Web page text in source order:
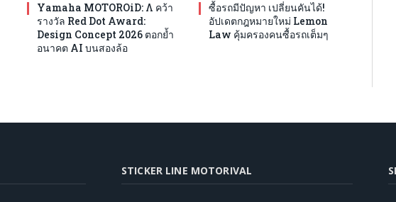
Yamaha MOTOROiD: Λ คว้า
รางวัล Red Dot Award:
Design Concept 2026 ตอกย้ำ
อนาคต AI บนสองล้อ
ซื้อรถมีปัญหา เปลี่ยนคันได้!
อัปเดตกฎหมายใหม่ Lemon
Law คุ้มครองคนซื้อรถเต็มๆ
STICKER LINE MOTORIVAL